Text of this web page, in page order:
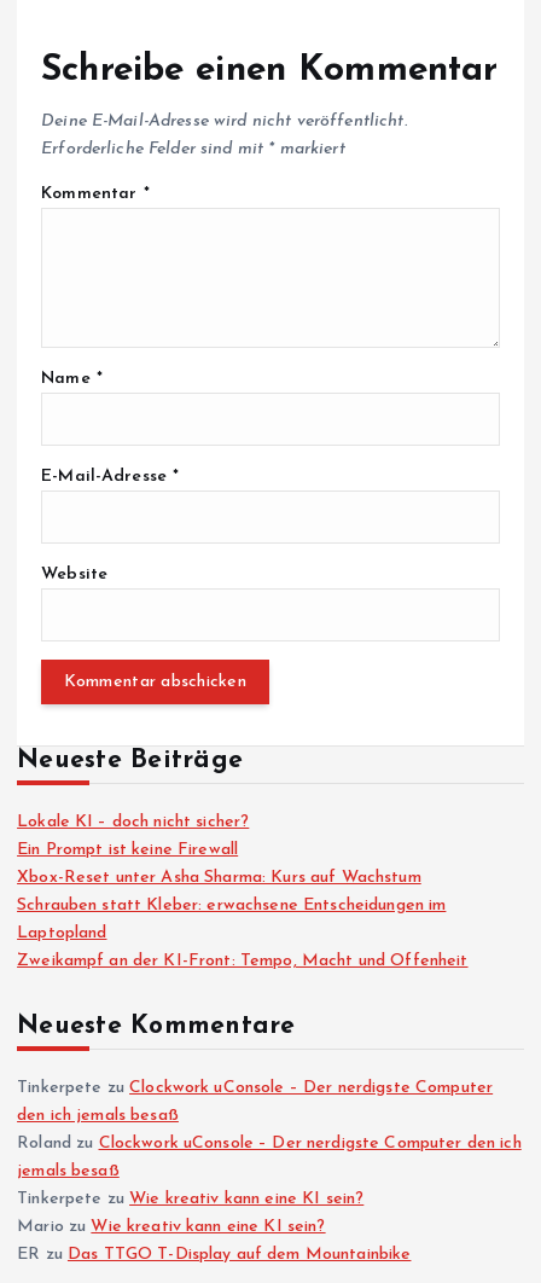
Schreibe einen Kommentar
Deine E-Mail-Adresse wird nicht veröffentlicht.
Erforderliche Felder sind mit *markiert
Kommentar *
Name *
E-Mail-Adresse*
Website
Neueste Beiträge
Lokale KI – doch nicht sicher?
Ein Prompt ist keine Firewall
Xbox-Reset unter Asha Sharma: Kurs auf Wachstum
Schrauben statt Kleber: erwachsene Entscheidungen im
Laptopland
Zweikampf an der KI-Front: Tempo, Macht und Offenheit
Neueste Kommentare
Tinkerpete zuClockwork uConsole – Der nerdigste Computer
den ich jemals besaß
Roland zu Clockwork uConsole – Der nerdigste Computer den ich
jemals besaß
Tinkerpete zuWie kreativ kann eine KI sein?
Mario zuWie kreativ kann eine KI sein?
ER zu Das TTGO T-Display auf dem Mountainbike